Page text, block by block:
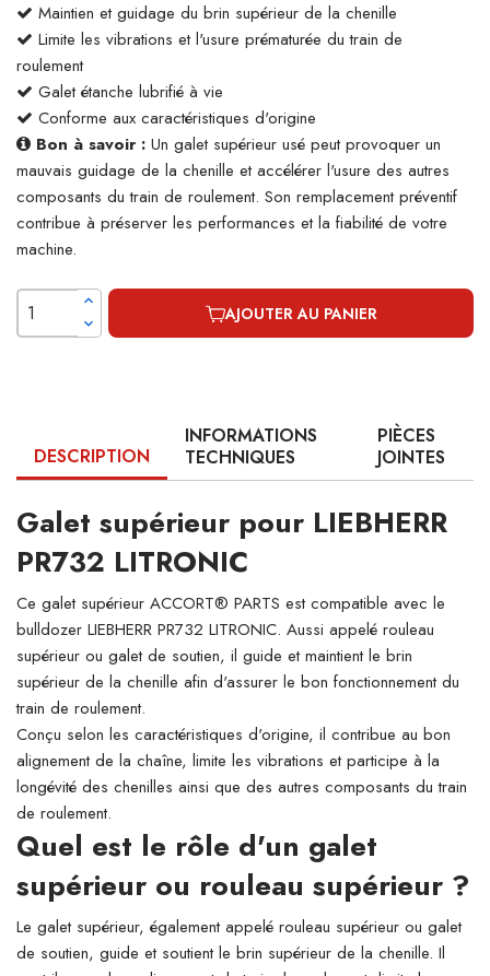
Maintien et guidage du brin supérieur de la chenille
Limite les vibrations et l'usure prématurée du train de
roulement
Galet étanche lubrifié à vie
Conforme aux caractéristiques d'origine
Bon à savoir : Un galet supérieur usé peut provoquer un
mauvais guidage de la chenille et accélérer l'usure des autres
composants du train de roulement. Son remplacement préventif
contribue à préserver les performances et la fiabilité de votre
machine.
AJOUTER AU PANIER
DESCRIPTION
INFORMATIONS
TECHNIQUES
PIÈCES
JOINTES
Galet supérieur pour LIEBHERR
PR732 LITRONIC
Ce galet supérieur ACCORT® PARTS est compatible avec le
bulldozer LIEBHERR PR732 LITRONIC. Aussi appelé rouleau
supérieur ou galet de soutien, il guide et maintient le brin
supérieur de la chenille afin d'assurer le bon fonctionnement du
train de roulement.
Conçu selon les caractéristiques d'origine, il contribue au bon
alignement de la chaîne, limite les vibrations et participe à la
longévité des chenilles ainsi que des autres composants du train
de roulement.
Quel est le rôle d'un galet
supérieur ou rouleau supérieur ?
Le galet supérieur, également appelé rouleau supérieur ou galet
de soutien, guide et soutient le brin supérieur de la chenille. Il